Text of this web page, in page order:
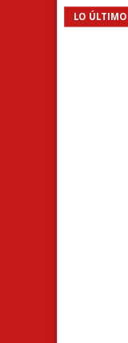
LO ÚLTIMO